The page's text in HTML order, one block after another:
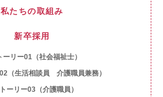
私たちの取組み
新卒採用
ーリー01（社会福祉士）
（生活相談員 介護職員兼務）
ーリー03（介護職員）